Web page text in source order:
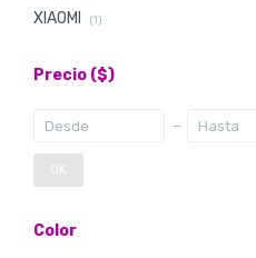
XIAOMI (1)
Precio ($)
OK
Color